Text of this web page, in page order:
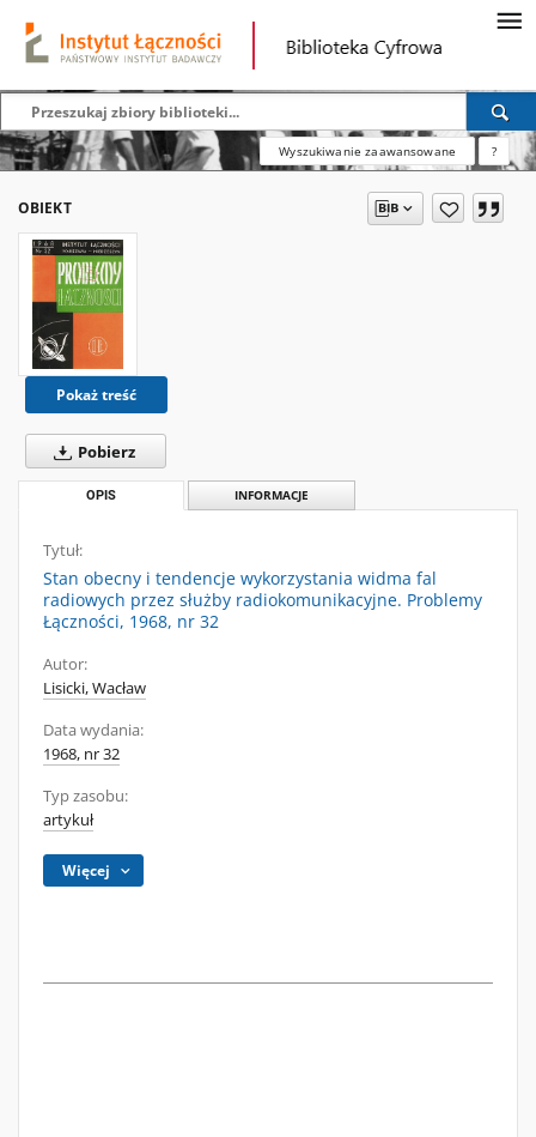
Wyszukiwanie zaawansowane ?
OBIEKT
Pokaż treść
Pobierz
OPIS INFORMACJE
Tytuł:
Stan obecny i tendencje wykorzystania widma fal
radiowych przez służby radiokomunikacyjne. Problemy
Łączności, 1968, nr 32
Autor:
Lisicki, Wacław
Data wydania:
1968, nr 32
Typ zasobu:
artykuł
Więcej